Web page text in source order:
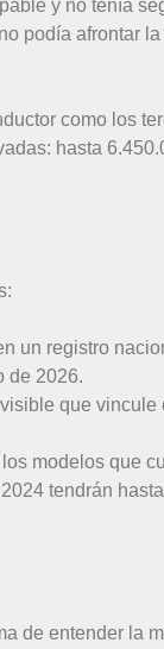
y no tenía
podía afrontar
como los
hasta
un registro
de 2026.
que vincule
modelos que
tendrán
de entender la